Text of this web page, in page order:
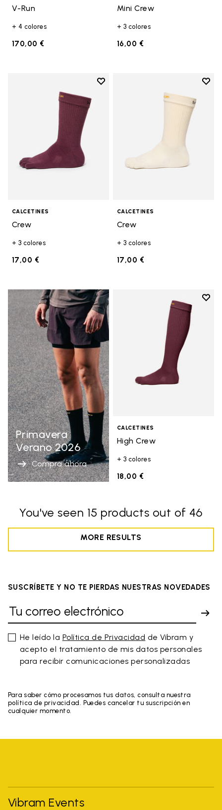
V-Run
+ 4 colores
170,00 €
Mini Crew
+ 3 colores
16,00 €
Add to wishlist
Add to wishlist Crew
CALCETINES
Crew
+ 3 colores
17,00 €
Add
CALCETINES
Crew
+ 3 colores
17,00 €
Primavera
Verano 2026
Compra ahora
Add
CALCETINES
High Crew
+ 3 colores
18,00 €
You've seen 15 products out of 46
MORE RESULTS
SUSCRÍBETE Y NO TE PIERDAS NUESTRAS NOVEDADES
He leído la Política de Privacidad de Vibram y
acepto el tratamiento de mis datos personales
para recibir comunicaciones personalizadas
Para saber cómo procesamos tus datos, consulta nuestra
política de privacidad. Puedes cancelar tu suscripción en
cualquier momento.
Vibram Events